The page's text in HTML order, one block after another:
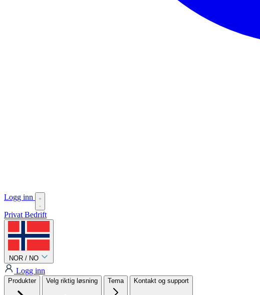
Logg inn
Privat Bedrift
NOR / NO
Logg inn
Produkter Velg riktig løsning Tema Kontakt og support